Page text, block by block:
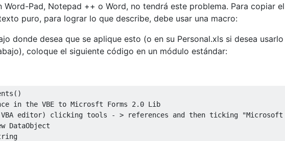
Word-Pad, Notepad ++ o Word, no tendrá este problema. Para copiar
puro, para lograr lo que describe, debe usar una macro:
donde desea que se aplique esto (o en su Personal.xls si desea usarlo
coloque el siguiente código en un módulo estándar:
in the VBE to Microsft Forms 2.0 Lib
editor) clicking tools - > references and then ticking "Microsoft
DataObject